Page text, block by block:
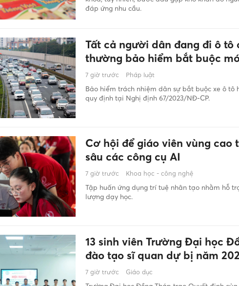
đáp ứng nhu cầu.
Tất cả người dân đang đi ô tô
thường bảo hiểm bắt buộc
7 giờ trước Pháp luật
Bảo hiểm trách nhiệm dân sự bắt buộc xe ô tô
quy định tại Nghị định 67/2023/NĐ-CP.
Cơ hội để giáo viên vùng cao
sâu các công cụ AI
7 giờ trước Khoa học - công nghệ
Tập huấn ứng dụng trí tuệ nhân tạo nhằm hỗ
lượng dạy học.
13 sinh viên Trường Đại học
đào tạo sĩ quan dự bị năm
7 giờ trước Giáo dục